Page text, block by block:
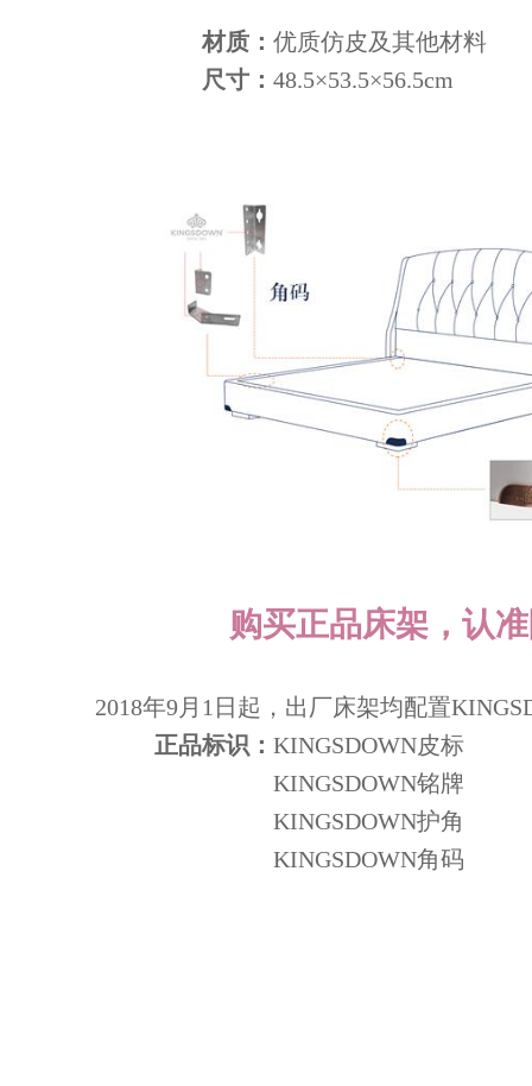
材质： 优质仿皮及其他材料
尺寸： 48.5×53.5×56.5cm
购买正品床架，认
2018年9月1日起，出厂床架均配置
正品标识： KINGSDOWN皮标
KINGSDOWN铭牌
KINGSDOWN护角
KINGSDOWN角码